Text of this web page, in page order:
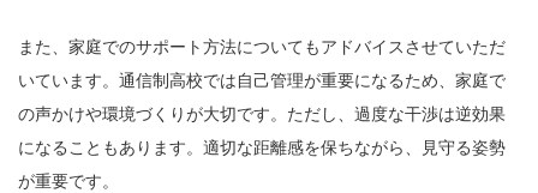
また、家庭でのサポート方法についてもアドバイスさせていただ
いています。通信制高校では自己管理が重要になるため、家庭で
の声かけや環境づくりが大切です。ただし、過度な干渉は逆効果
になることもあります。適切な距離感を保ちながら、見守る姿勢
が重要です。